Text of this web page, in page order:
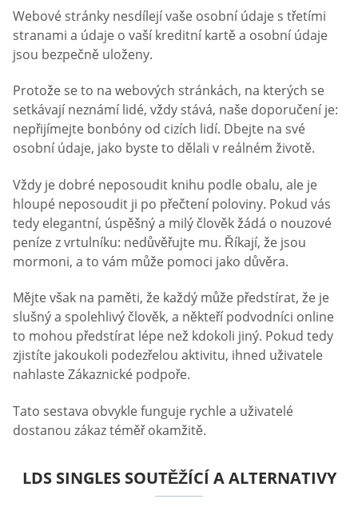
Webové stránky nesdílejí vaše osobní údaje s třetími
stranami a údaje o vaší kreditní kartě a osobní údaje
jsou bezpečně uloženy.
Protože se to na webových stránkách, na kterých se
setkávají neznámí lidé, vždy stává, naše doporučení je:
nepřijímejte bonbóny od cizích lidí. Dbejte na své
osobní údaje, jako byste to dělali v reálném životě.
Vždy je dobré neposoudit knihu podle obalu, ale je
hloupé neposoudit ji po přečtení poloviny. Pokud vás
tedy elegantní, úspěšný a milý člověk žádá o nouzové
peníze z vrtulníku: nedůvěřujte mu. Říkají, že jsou
mormoni, a to vám může pomoci jako důvěra.
Mějte však na paměti, že každý může předstírat, že je
slušný a spolehlivý člověk, a někteří podvodníci online
to mohou předstírat lépe než kdokoli jiný. Pokud tedy
zjistíte jakoukoli podezřelou aktivitu, ihned uživatele
nahlaste Zákaznické podpoře.
Tato sestava obvykle funguje rychle a uživatelé
dostanou zákaz téměř okamžitě.
LDS SINGLES SOUTĚŽÍCÍ A ALTERNATIVY